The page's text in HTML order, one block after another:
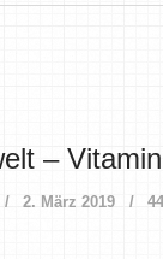
–
2. März 2019